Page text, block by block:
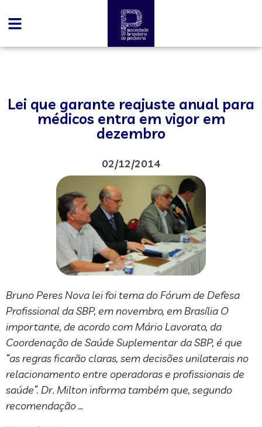
Lei que garante reajuste anual para
médicos entra em vigor em
dezembro
02/12/2014
Bruno Peres Nova lei foi tema do Fórum de Defesa
Profissional da SBP, em novembro, em Brasília O
importante, de acordo com Mário Lavorato, da
Coordenação de Saúde Suplementar da SBP, é que
“as regras ficarão claras, sem decisões unilaterais no
relacionamento entre operadoras e profissionais de
saúde”. Dr. Milton informa também que, segundo
recomendação …